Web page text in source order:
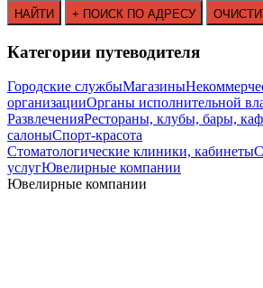
Категории путеводителя
Городские службыМагазины
организацииОрганы исполнительной
РазвлеченияРестораны, клубы, бары,
салоныСпорт-красота
Стоматологические клиники, кабинеты
услугЮвелирные компании
Ювелирные компании